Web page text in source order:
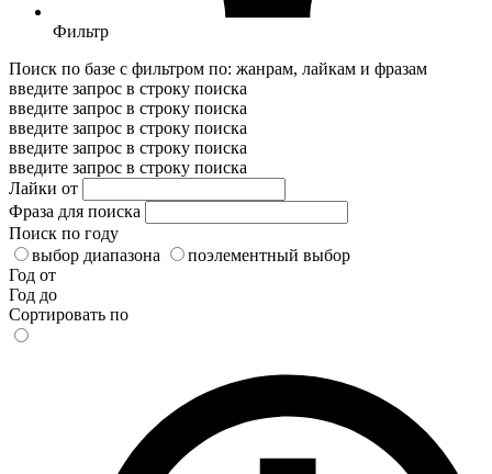
Фильтр
Поиск по базе с фильтром по: жанрам, лайкам и фразам
введите запрос в строку поиска
введите запрос в строку поиска
введите запрос в строку поиска
введите запрос в строку поиска
введите запрос в строку поиска
Лайки от
Фраза для поиска
Поиск по году
выбор диапазона
поэлементный выбор
Год от
Год до
Сортировать по